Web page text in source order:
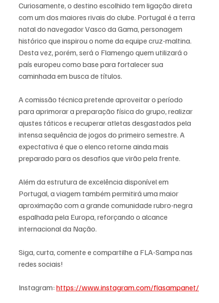
Curiosamente, o destino escolhido tem ligação direta
com um dos maiores rivais do clube. Portugal é a terra
natal do navegador Vasco da Gama, personagem
histórico que inspirou o nome da equipe cruz-maltina.
Desta vez, porém, será o Flamengo quem utilizará o
país europeu como base para fortalecer sua
caminhada em busca de títulos.
A comissão técnica pretende aproveitar o período
para aprimorar a preparação física do grupo, realizar
ajustes táticos e recuperar atletas desgastados pela
intensa sequência de jogos do primeiro semestre. A
expectativa é que o elenco retorne ainda mais
preparado para os desafios que virão pela frente.
Além da estrutura de excelência disponível em
Portugal, a viagem também permitirá uma maior
aproximação com a grande comunidade rubro-negra
espalhada pela Europa, reforçando o alcance
internacional da Nação.
Siga, curta, comente e compartilhe a FLA-Sampa nas
redes sociais!
Instagram: https://www.instagram.com/flasampanet/